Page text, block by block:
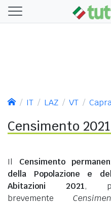
IT LAZ VT
Censimento
Il Censimento
della Popolazione e
Abitazioni 2021,
brevemente